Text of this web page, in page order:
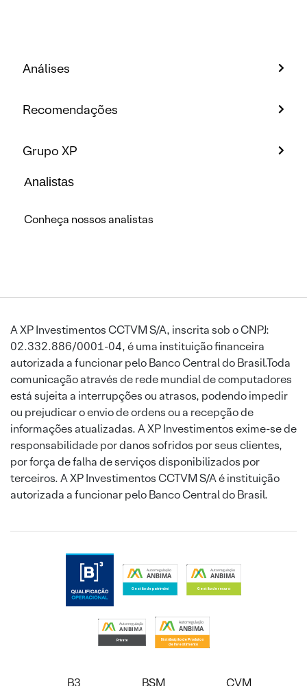
Análises
Recomendações
Grupo XP
Analistas
Conheça nossos analistas
A XP Investimentos CCTVM S/A, inscrita sob o CNPJ:
02.332.886/0001-04, é uma instituição financeira
autorizada a funcionar pelo Banco Central do Brasil.Toda
comunicação através de rede mundial de computadores
está sujeita a interrupções ou atrasos, podendo impedir
ou prejudicar o envio de ordens ou a recepção de
informações atualizadas. A XP Investimentos exime-se de
responsabilidade por danos sofridos por seus clientes,
por força de falha de serviços disponibilizados por
terceiros. A XP Investimentos CCTVM S/A é instituição
autorizada a funcionar pelo Banco Central do Brasil.
B3 BSM CVM